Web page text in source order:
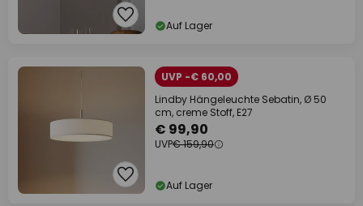
Auf Lager
UVP -€ 60,00
Lindby Hängeleuchte Sebatin, Ø 50
cm, creme Stoff, E27
€ 99,90
UVP€ 159,90
Auf Lager